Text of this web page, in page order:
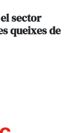
sector
queixes de